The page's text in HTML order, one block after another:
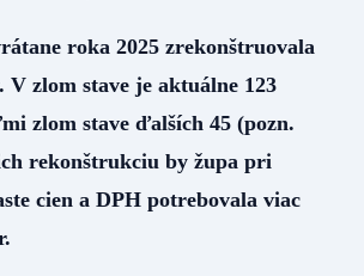
roka 2025 zrekonštruovala
V zlom stave je aktuálne 123
zlom stave ďalších 45 (pozn.
rekonštrukciu by župa pri
cien a DPH potrebovala viac